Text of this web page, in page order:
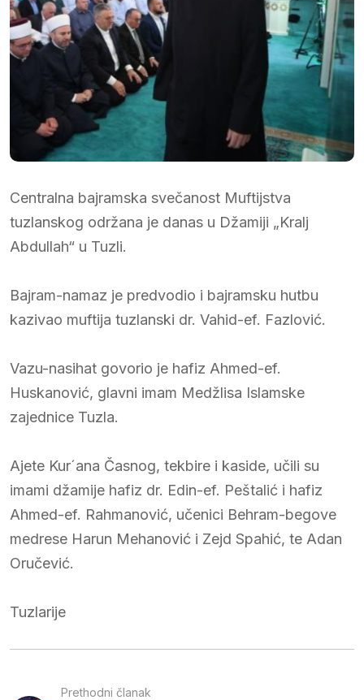
Centralna bajramska svečanost Muftijstva
tuzlanskog održana je danas u Džamiji „Kralj
Abdullah“ u Tuzli.
Bajram-namaz je predvodio i bajramsku hutbu
kazivao muftija tuzlanski dr. Vahid-ef. Fazlović.
Vazu-nasihat govorio je hafiz Ahmed-ef.
Huskanović, glavni imam Medžlisa Islamske
zajednice Tuzla.
Ajete Kur´ana Časnog, tekbire i kaside, učili su
imami džamije hafiz dr. Edin-ef. Peštalić i hafiz
Ahmed-ef. Rahmanović, učenici Behram-begove
medrese Harun Mehanović i Zejd Spahić, te Adan
Oručević.
Tuzlarije
Prethodni članak